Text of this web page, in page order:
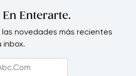
Enterarte.
novedades más recientes